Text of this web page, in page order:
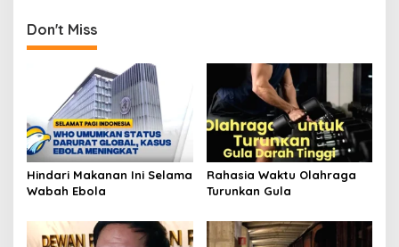
Don't Miss
Hindari Makanan Ini Selama
Wabah Ebola
Rahasia Waktu Olahraga
Turunkan Gula